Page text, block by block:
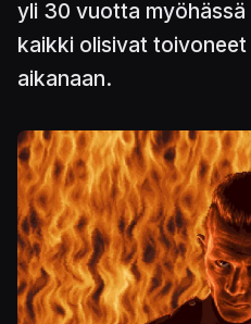
yli 30 vuotta myöhässä
kaikki olisivat
aikanaan.
Kuva